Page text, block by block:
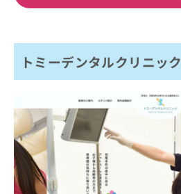
トミーデンタルクリニック